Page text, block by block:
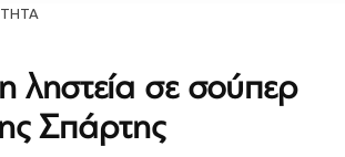
ληστεία σε σούπερ
Σπάρτης